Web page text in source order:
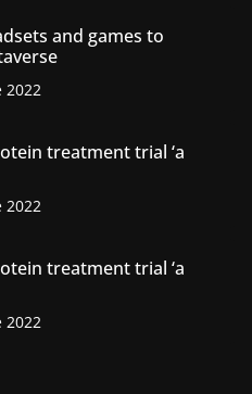
and games to
2022
treatment trial ‘a
2022
treatment trial ‘a
2022